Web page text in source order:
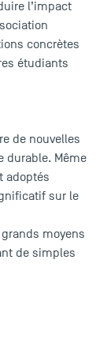
l’impact
concrètes
étudiants
de nouvelles
durable. Même
adoptés
sur le
moyens
de simples